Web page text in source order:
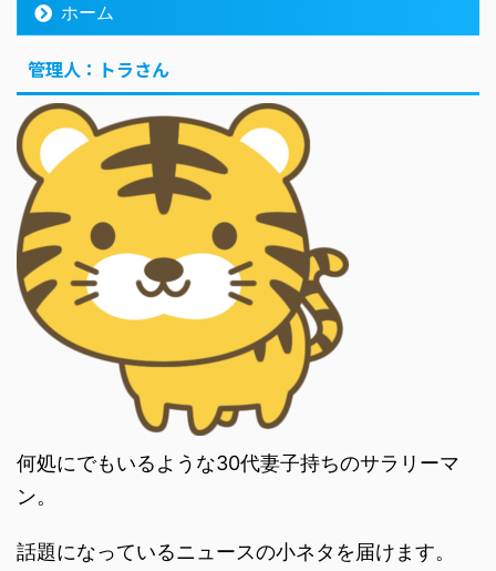
ホーム
管理人：トラさん
何処にでもいるような30代妻子持ちのサラリーマ
ン。
話題になっているニュースの小ネタを届けます。